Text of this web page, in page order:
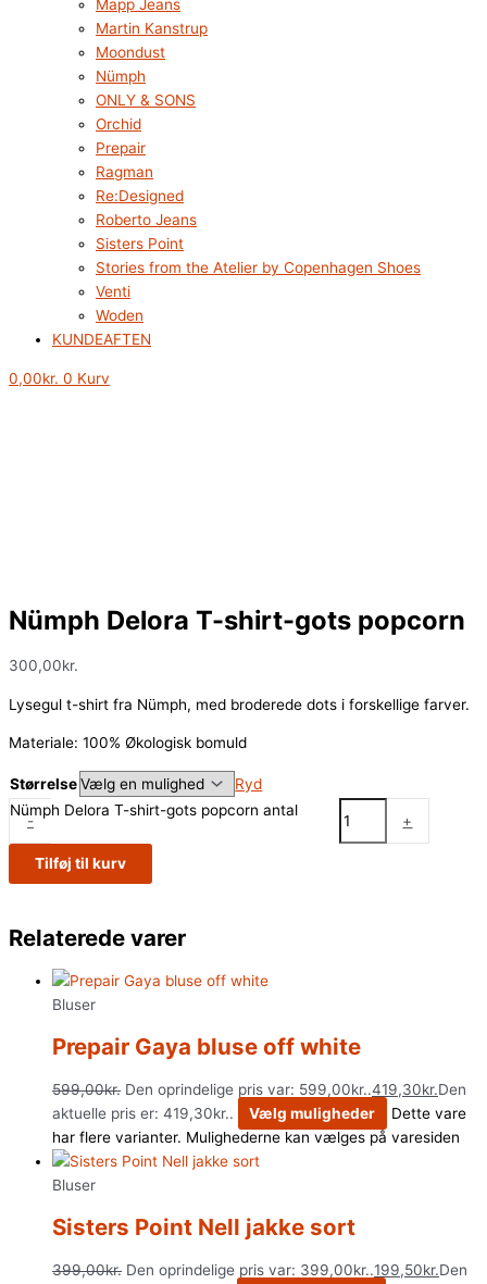
Mapp Jeans
Martin Kanstrup
Moondust
Nümph
ONLY & SONS
Orchid
Prepair
Ragman
Re:Designed
Roberto Jeans
Sisters Point
Stories from the Atelier by Copenhagen Shoes
Venti
Woden
KUNDEAFTEN
0,00kr. 0 Kurv
Nümph Delora T-shirt-gots popcorn
300,00kr.
Lysegul t-shirt fra Nümph, med broderede dots i forskellige farver.
Materiale: 100% Økologisk bomuld
Størrelse Ryd
-
Nümph Delora T-shirt-gots popcorn antal
+
Tilføj til kurv
Relaterede varer
Bluser
Prepair Gaya bluse off white
599,00kr. Den oprindelige pris var: 599,00kr..419,30kr.Den
aktuelle pris er: 419,30kr..
Vælg muligheder
Dette vare
har flere varianter. Mulighederne kan vælges på varesiden
Bluser
Sisters Point Nell jakke sort
399,00kr. Den oprindelige pris var: 399,00kr..199,50kr.Den